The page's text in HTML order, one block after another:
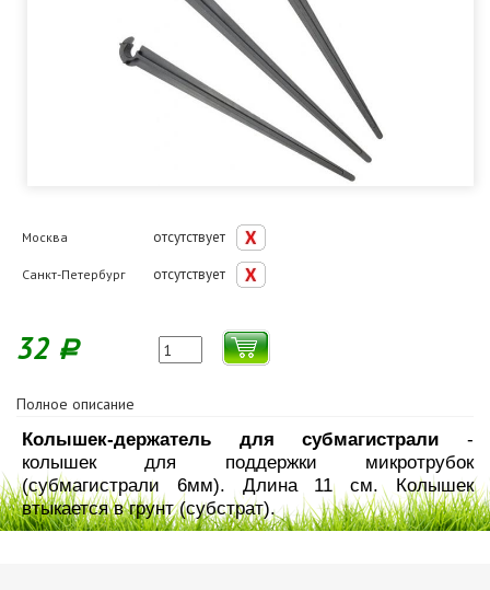
Москва отсутствует
Санкт-Петербург отсутствует
32 Р
Полное описание
Колышек-держатель для субмагистрали -
колышек для поддержки микротрубок
(субмагистрали 6мм). Длина 11 см. Колышек
втыкается в грунт (субстрат).